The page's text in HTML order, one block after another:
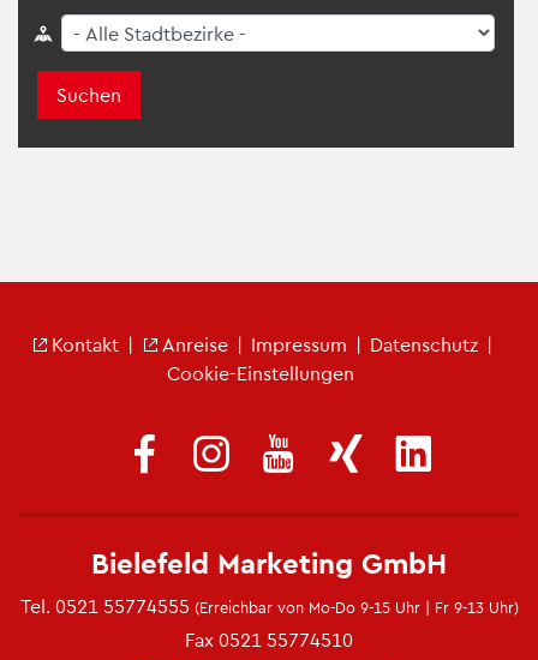
Suchen
Fu­ß­zei­len­me­nü Kon­takt | An­rei­se | Im­pres­sum | Da­ten­schutz |
Coo­kie-Ein­stel­lun­gen
Bie­le­feld Mar­ke­ting GmbH
Tel. 0521 55774555 (Er­reich­bar von Mo-Do 9-15 Uhr | Fr 9-13 Uhr)
Fax 0521 55774510